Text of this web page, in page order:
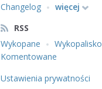
Changelog
więcej
RSS
Wykopane
Wykopalisko
Komentowane
Ustawienia prywatności